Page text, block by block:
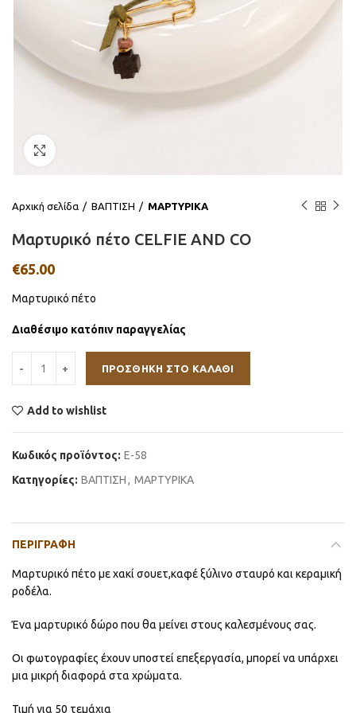
Αρχική σελίδα ΒΑΠΤΙΣΗ ΜΑΡΤΥΡΙΚΑ
Μαρτυρικό πέτο CELFIE AND CO
€65.00
Μαρτυρικό πέτο
Διαθέσιμο κατόπιν παραγγελίας
ΠΡΟΣΘΉΚΗ ΣΤΟ ΚΑΛΆΘΙ
Add to wishlist
Κωδικός προϊόντος: E-58
Κατηγορίες: ΒΑΠΤΙΣΗ, ΜΑΡΤΥΡΙΚΑ
ΠΕΡΙΓΡΑΦΉ
Μαρτυρικό πέτο με χακί σουετ,καφέ ξύλινο σταυρό και κεραμική
ροδέλα.
Ένα μαρτυρικό δώρο που θα μείνει στους καλεσμένους σας.
Οι φωτογραφίες έχουν υποστεί επεξεργασία, μπορεί να υπάρχει
μια μικρή διαφορά στα χρώματα.
Τιμή για 50 τεμάχια